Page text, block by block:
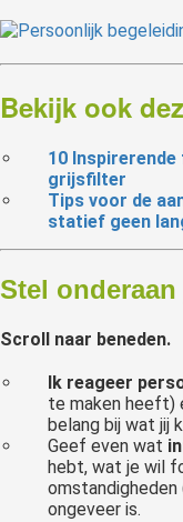
Bekijk ook
10
grijsfilter
Tips voor de
statief geen
Stel
Scroll naar beneden.
Ik reageer
te maken heeft)
belang bij wat jij
Geef even wat
hebt, wat je wil
omstandigheden
ongeveer is.